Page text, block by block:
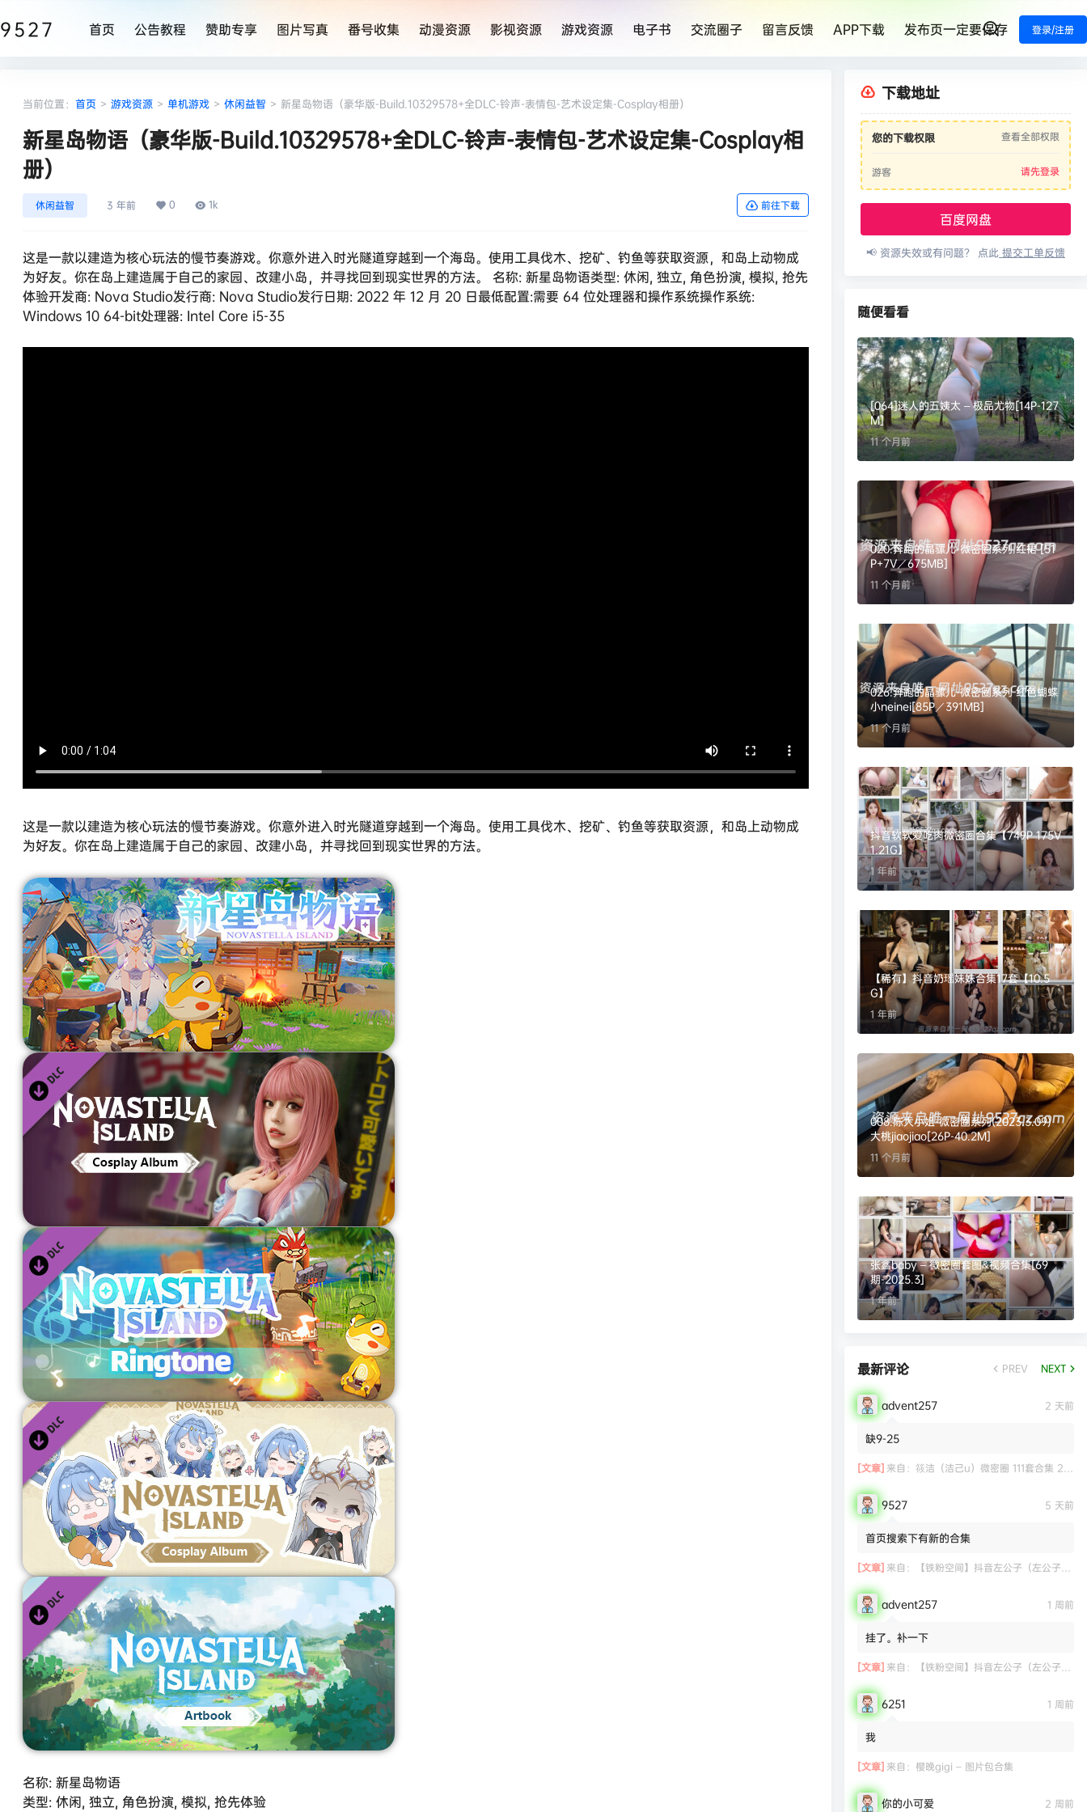
9527 登录/注册
首页 公告教程 赞助专享 图片写真 番号收集 动漫资源 影视资源 游戏资源 电子书 交流圈子 留言反馈 APP下载 发布页一定要保存
当前位置： 首页 > 游戏资源 > 单机游戏 > 休闲益智 > 新星岛物语（豪华版-Build.10329578+全DLC-铃声-表情包-艺术设定集-Cosplay相册）
新星岛物语（豪华版-Build.10329578+全DLC-铃声-表情包-艺术设定集-Cosplay相
册）
休闲益智 3 年前 0 1k 前往下载
这是一款以建造为核心玩法的慢节奏游戏。你意外进入时光隧道穿越到一个海岛。使用工具伐木、挖矿、钓鱼等获取资源，和岛上动物成
为好友。你在岛上建造属于自己的家园、改建小岛，并寻找回到现实世界的方法。 名称: 新星岛物语类型: 休闲, 独立, 角色扮演, 模拟, 抢先
体验开发商: Nova Studio发行商: Nova Studio发行日期: 2022 年 12 月 20 日最低配置:需要 64 位处理器和操作系统操作系统:
Windows 10 64-bit处理器: Intel Core i5-35
这是一款以建造为核心玩法的慢节奏游戏。你意外进入时光隧道穿越到一个海岛。使用工具伐木、挖矿、钓鱼等获取资源，和岛上动物成
为好友。你在岛上建造属于自己的家园、改建小岛，并寻找回到现实世界的方法。
名称: 新星岛物语
类型: 休闲, 独立, 角色扮演, 模拟, 抢先体验
下载地址
您的下载权限 查看全部权限
游客 请先登录
百度网盘
📢 资源失效或有问题？ 点此 提交工单反馈
随便看看
[064]迷人的五姨太 – 极品尤物[14P-127
M]
11 个月前
020.奔跑的晶骡儿-微密圈系列 红裙 [51
P+7V／675MB]
11 个月前
026.奔跑的晶骡儿-微密圈系列 红色蝴蝶
小neinei[85P／391MB]
11 个月前
抖音软软爱吃肉微密圈合集【749P 175V
1.21G】
1 年前
【稀有】抖音奶瑶妹妹合集17套【10.5
G】
1 年前
008.陈大小姐-微密圈系列(2023.3.09)
大桃jiaojiao[26P-40.2M]
11 个月前
张鑫baby – 微密圈套图&视频合集[69
期-2025.3]
1 年前
最新评论 PREV NEXT
advent257 2 天前
缺9-25
[文章] 来自： 筱洁（洁己u）微密圈 111套合集 20.3G
9527 5 天前
首页搜索下有新的合集
[文章] 来自： 【铁粉空间】抖音左公子（左公子666）合集【2063P 181V】
advent257 1 周前
挂了。补一下
[文章] 来自： 【铁粉空间】抖音左公子（左公子666）合集【2063P 181V】
6251 1 周前
我
[文章] 来自： 樱晚gigi – 图片包合集
你的小可爱 2 周前